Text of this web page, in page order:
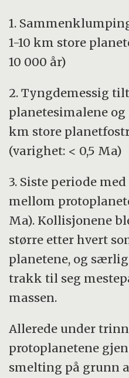
1.
1-10 km store
10 000 år)
2. Tyngdemessig
planetesimalene og
km store
(varighet: < 0,5 Ma)
3. Siste periode
mellom
Ma). Kollisjonene
større etter hvert
planetene, og særlig
trakk til seg
massen.
Allerede under
protoplanetene
smelting på grunn